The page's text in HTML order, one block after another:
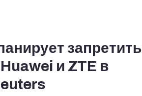
запретить
и ZTE в